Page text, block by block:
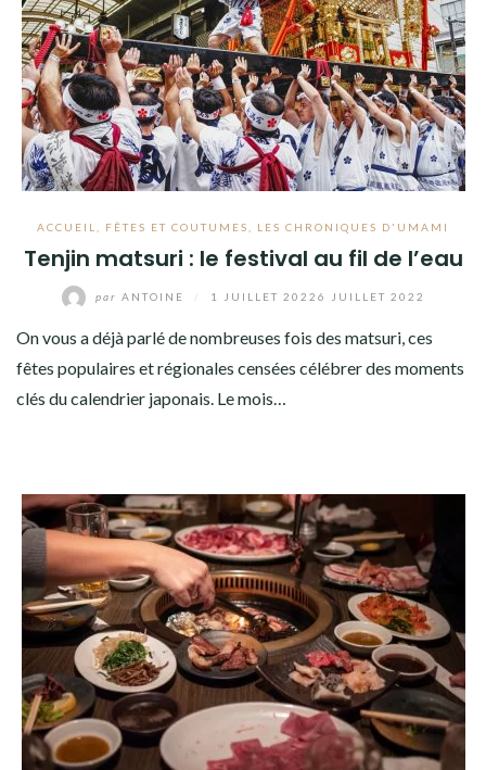
ACCUEIL FÊTES ET COUTUMES LES CHRONIQUES D'UMAMI
Tenjin matsuri : le festival au fil de l’eau
par ANTOINE 1 JUILLET 2022 6 JUILLET 2022
On vous a déjà parlé de nombreuses fois des matsuri, ces
fêtes populaires et régionales censées célébrer des moments
clés du calendrier japonais. Le mois…